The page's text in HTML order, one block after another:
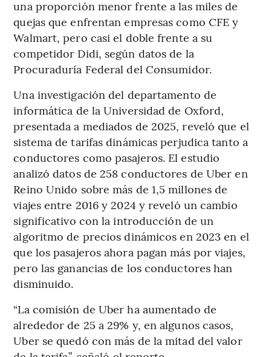
una proporción menor frente a las miles de
quejas que enfrentan empresas como CFE y
Walmart, pero casi el doble frente a su
competidor Didi, según datos de la
Procuraduría Federal del Consumidor.
Una investigación del departamento de
informática de la Universidad de Oxford,
presentada a mediados de 2025, reveló que el
sistema de tarifas dinámicas perjudica tanto a
conductores como pasajeros. El estudio
analizó datos de 258 conductores de Uber en
Reino Unido sobre más de 1,5 millones de
viajes entre 2016 y 2024 y reveló un cambio
significativo con la introducción de un
algoritmo de precios dinámicos en 2023 en el
que los pasajeros ahora pagan más por viajes,
pero las ganancias de los conductores han
disminuido.
“La comisión de Uber ha aumentado de
alrededor de 25 a 29% y, en algunos casos,
Uber se quedó con más de la mitad del valor